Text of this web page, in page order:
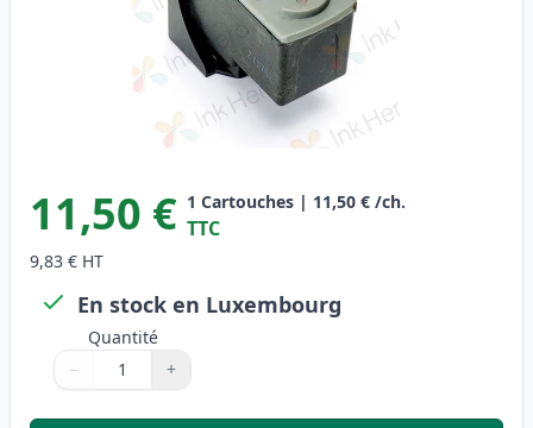
11,50 € 1 Cartouches | 11,50 € /ch.
TTC
9,83 € HT
En stock en Luxembourg
Quantité
Quantité
Utilisez les boutons pour ajuster
− +
Quantité